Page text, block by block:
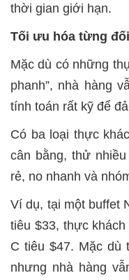
thời gian giới hạn.
Tối ưu hóa từng
Mặc dù có những
phanh”, nhà hàng
tính toán rất kỹ để
Có ba loại thực
cân bằng, thử
rẻ, no nhanh và
Ví dụ, tại một buffet
tiêu $33, thực
C tiêu $47. Mặc dù
nhưng nhà hàng